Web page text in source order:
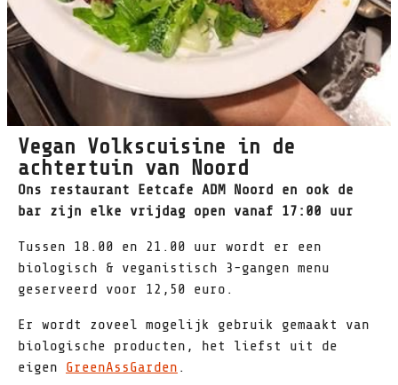
Vegan Volkscuisine in de
achtertuin van Noord
Ons restaurant Eetcafe ADM Noord en ook de
bar zijn elke vrijdag open vanaf 17:00 uur
Tussen 18.00 en 21.00 uur wordt er een
biologisch & veganistisch 3-gangen menu
geserveerd voor 12,50 euro.
Er wordt zoveel mogelijk gebruik gemaakt van
biologische producten, het liefst uit de
eigen GreenAssGarden .